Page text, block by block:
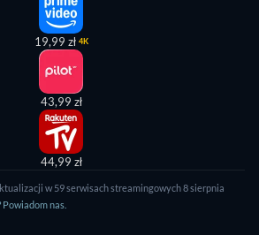
19,99 zł 4K
43,99 zł
44,99 zł
w 59 serwisach streamingowych 8 sierpnia
nas.